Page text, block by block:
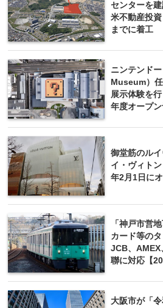
センターを建
米不動産投
までに着工
ニンテンド
Museum）
展示体験を
年度オープン
御堂筋のル
イ・ヴィト
年2月1日に
「神戸市営
カード等の
JCB、
聯に対応【
大阪市が「